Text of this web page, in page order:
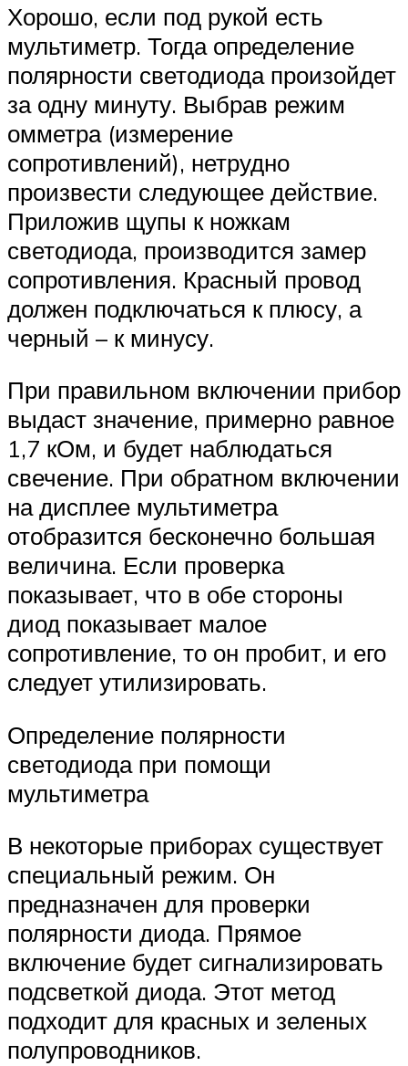
Хорошо, если под рукой есть
мультиметр. Тогда определение
полярности светодиода произойдет
за одну минуту. Выбрав режим
омметра (измерение
сопротивлений), нетрудно
произвести следующее действие.
Приложив щупы к ножкам
светодиода, производится замер
сопротивления. Красный провод
должен подключаться к плюсу, а
черный – к минусу.
При правильном включении прибор
выдаст значение, примерно равное
1,7 кОм, и будет наблюдаться
свечение. При обратном включении
на дисплее мультиметра
отобразится бесконечно большая
величина. Если проверка
показывает, что в обе стороны
диод показывает малое
сопротивление, то он пробит, и его
следует утилизировать.
Определение полярности
светодиода при помощи
мультиметра
В некоторые приборах существует
специальный режим. Он
предназначен для проверки
полярности диода. Прямое
включение будет сигнализировать
подсветкой диода. Этот метод
подходит для красных и зеленых
полупроводников.